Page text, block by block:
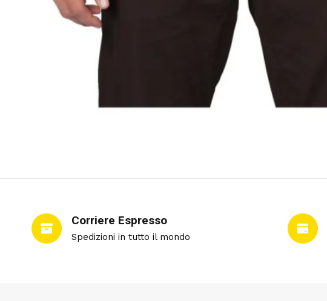
Corriere Espresso
Spedizioni in tutto il mondo